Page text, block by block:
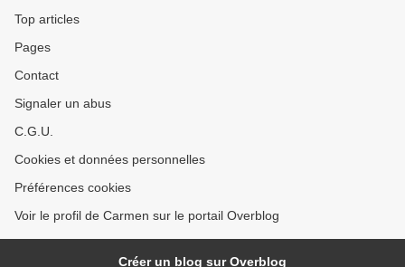
Top articles
Pages
Contact
Signaler un abus
C.G.U.
Cookies et données personnelles
Préférences cookies
Voir le profil de Carmen sur le portail Overblog
Créer un blog sur Overblog